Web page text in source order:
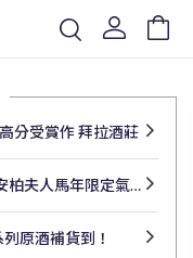
分受賞作 拜拉酒莊
【$586起】中秋送禮首選🌝安柏夫人馬年限定氣泡酒來了
原酒補貨到！